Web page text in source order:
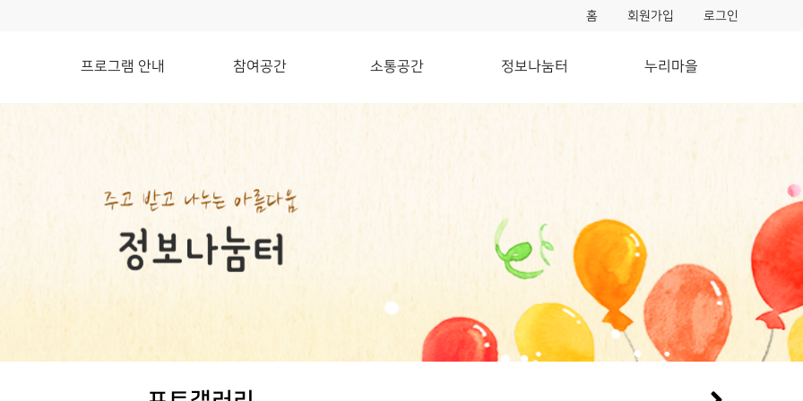
홈 회원가입 로그인
프로그램 안내 참여공간 소통공간 정보나눔터 누리마을